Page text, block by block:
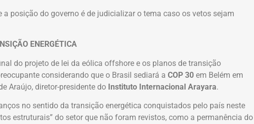
posição do governo é de judicializar o tema caso os vetos sejam
ENERGÉTICA
do projeto de lei da eólica offshore e os planos de transição
considerando que o Brasil sediará a COP 30 em Belém em
Araújo, diretor-presidente do Instituto Internacional Arayara.
no sentido da transição energética conquistados pelo país neste
estruturais” do setor que não foram revistos, como a permanência do